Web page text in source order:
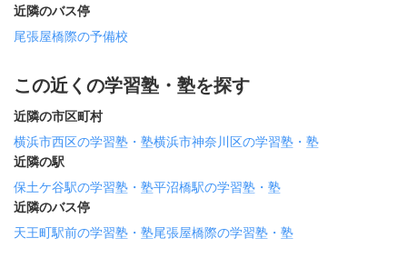
近隣のバス停
尾張屋橋際の予備校
この近くの学習塾・塾を探す
近隣の市区町村
横浜市西区の学習塾・塾横浜市神奈川区の学習塾・塾
近隣の駅
保土ケ谷駅の学習塾・塾平沼橋駅の学習塾・塾
近隣のバス停
天王町駅前の学習塾・塾尾張屋橋際の学習塾・塾